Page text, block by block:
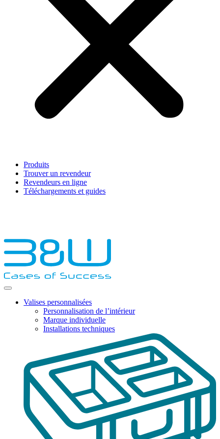
Produits
Trouver un revendeur
Revendeurs en ligne
Téléchargements et guides
Valises personnalisées
Personnalisation de l’intérieur
Marque individuelle
Installations techniques